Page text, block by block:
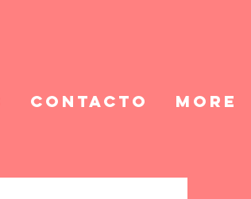
Contacto More